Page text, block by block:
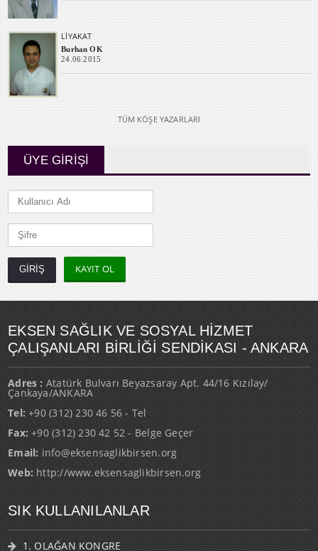
LİYAKAT
Burhan OK
24.06.2015
TÜM KÖŞE YAZARLARI
ÜYE GİRİŞİ
KAYIT OL
EKSEN SAĞLIK VE SOSYAL HİZMET
ÇALIŞANLARI BİRLİĞİ SENDİKASI - ANKARA
Adres : Atatürk Bulvarı Beyazsaray Apt. 44/16 Kızılay/
Çankaya/ANKARA
Tel: +90 (312) 230 46 56 - Tel
Fax: +90 (312) 230 42 52 - Belge Geçer
Email: info@eksensaglikbirsen.org
Web: http://www.eksensaglikbirsen.org
SIK KULLANILANLAR
1. OLAĞAN KONGRE